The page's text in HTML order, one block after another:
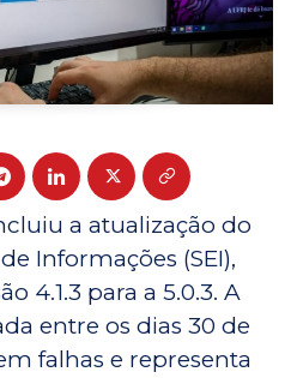
a atualização do
Informações (SEI),
4.1.3 para a 5.0.3. A
entre os dias 30 de
falhas e representa